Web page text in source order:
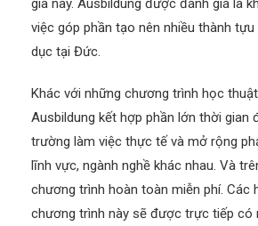
gia này. Ausbildung được đánh giá là
việc góp phần tạo nên nhiều thành
dục tại Đức.
Khác với những chương trình học
Ausbildung kết hợp phần lớn thời gian
trường làm việc thực tế và mở rộng
lĩnh vực, ngành nghề khác nhau. Và
chương trình hoàn toàn miễn phí. Các
chương trình này sẽ được trực tiếp có